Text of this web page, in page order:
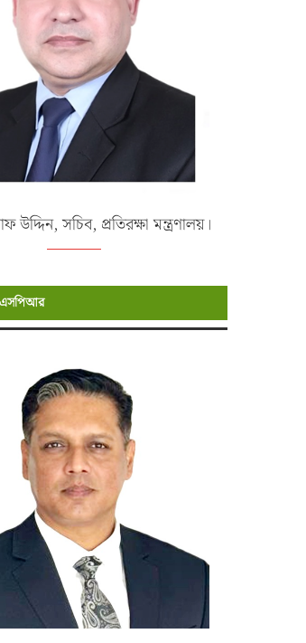
সচিব, প্রতিরক্ষা মন্ত্রণালয়।